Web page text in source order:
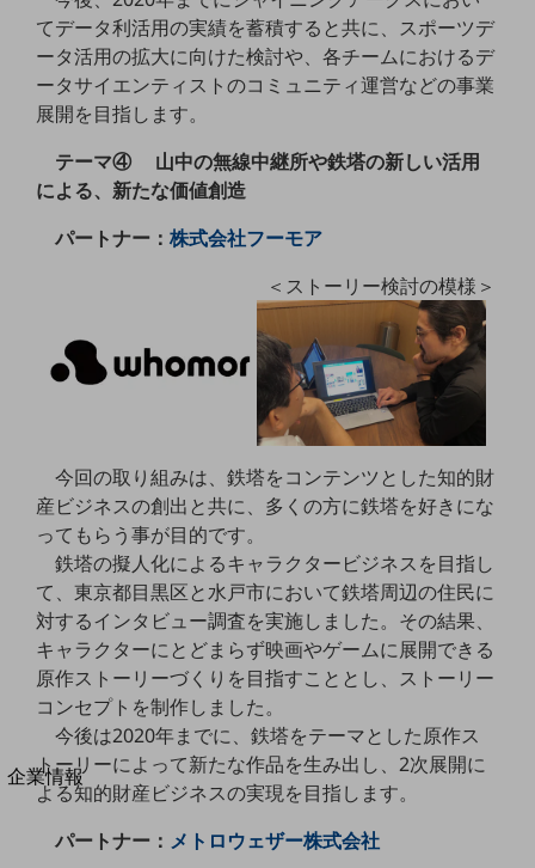
セキュリティ
その他のお悩みはこちら
業界から見つける
業界から見つけるTOP
小売・卸売業
その他の業界はこちら
ゲーム感覚で見つける
オンラインショップ
モバイル・ICTサービスをオンラインで
相談・申し込みができるバーチャルショップ
法人向けモバイルトップ
はじめての方へ
サービス・商品を探す
新規会員登録/ログインはこちら
100回線以上のお問い合わせ・お見積りはこちら
別ウィンドウで開きます
企業情報
企業情報TOP
会社案内
会社案内TOP
てデータ利活用の実績を蓄積すると共に、スポーツデ
ータ活用の拡大に向けた検討や、各チームにおけるデ
ータサイエンティストのコミュニティ運営などの事業
展開を目指します。
テーマ④ 山中の無線中継所や鉄塔の新しい活用
による、新たな価値創造
パートナー：株式会社フーモア
＜ストーリー検討の模様＞
今回の取り組みは、鉄塔をコンテンツとした知的財
産ビジネスの創出と共に、多くの方に鉄塔を好きにな
ってもらう事が目的です。
鉄塔の擬人化によるキャラクタービジネスを目指し
て、東京都目黒区と水戸市において鉄塔周辺の住民に
対するインタビュー調査を実施しました。その結果、
キャラクターにとどまらず映画やゲームに展開できる
原作ストーリーづくりを目指すこととし、ストーリー
コンセプトを制作しました。
今後は2020年までに、鉄塔をテーマとした原作ス
トーリーによって新たな作品を生み出し、2次展開に
よる知的財産ビジネスの実現を目指します。
パートナー： メトロウェザー株式会社